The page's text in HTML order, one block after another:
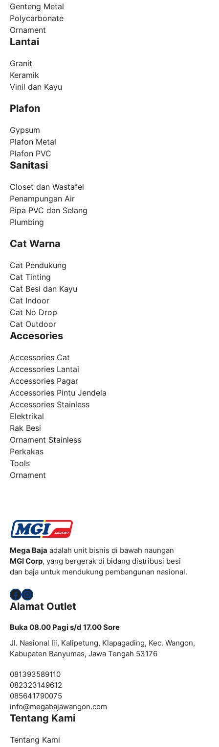
Genteng Metal
Polycarbonate
Ornament
Lantai
Granit
Keramik
Vinil dan Kayu
Plafon
Gypsum
Plafon Metal
Plafon PVC
Sanitasi
Closet dan Wastafel
Penampungan Air
Pipa PVC dan Selang
Plumbing
Cat Warna
Cat Pendukung
Cat Tinting
Cat Besi dan Kayu
Cat Indoor
Cat No Drop
Cat Outdoor
Accesories
Accessories Cat
Accessories Lantai
Accessories Pagar
Accessories Pintu Jendela
Accessories Stainless
Elektrikal
Rak Besi
Ornament Stainless
Perkakas
Tools
Ornament
Mega Baja adalah unit bisnis di bawah naungan
MGI Corp, yang bergerak di bidang distribusi besi
dan baja untuk mendukung pembangunan nasional.
Facebook
Instagram
Alamat Outlet
Buka 08.00 Pagi s/d 17.00 Sore
Jl. Nasional Iii, Kalipetung, Klapagading, Kec. Wangon,
Kabupaten Banyumas, Jawa Tengah 53176
081393589110
082323149612
085641790075
info@megabajawangon.com
Tentang Kami
Tentang Kami